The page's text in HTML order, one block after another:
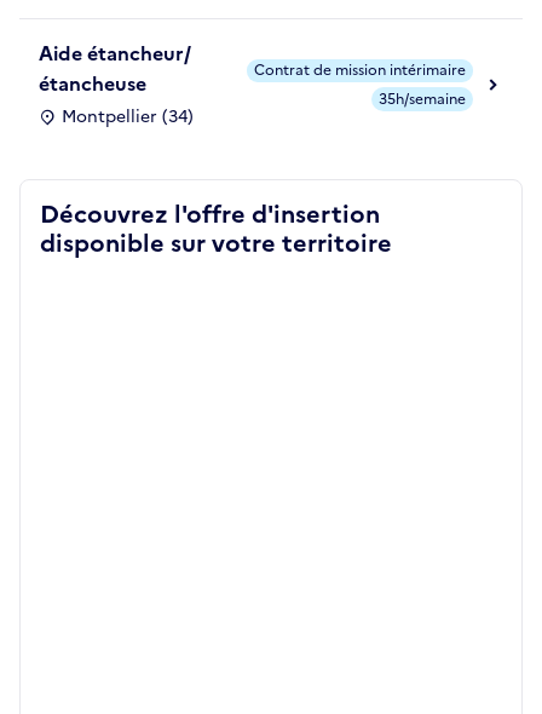
Aide étancheur/
étancheuse
Montpellier (34)
Contrat de mission intérimaire
35h/semaine
Découvrez l'offre d'insertion
disponible sur votre territoire